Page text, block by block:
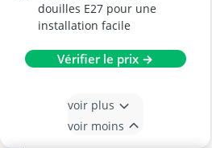
douilles E27 pour une
installation facile
Vérifier le prix →
voir plus
voir moins